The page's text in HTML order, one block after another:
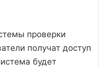
проверки
получат доступ
будет